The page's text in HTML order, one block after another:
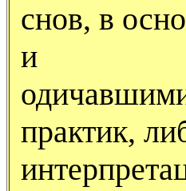
снов, в
и
практик,